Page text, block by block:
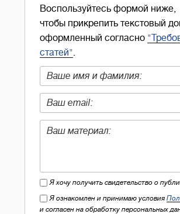
Воспользуйтесь формой ниже,
чтобы прикрепить текстовый
оформленный согласно
статей".
Я хочу получить свидетельство о
Я ознакомлен и принимаю условия
и согласен на обработку персональных